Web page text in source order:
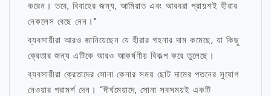
করেন। তবে, বিবাহের জন্য, আমিরাত এবং আরবরা প্রায়শই হীরার
নেকলেস বেছে নেন।”
ব্যবসায়ীরা আরও জানিয়েছেন যে হীরার গহনার দাম কমেছে, যা কিছু
ক্রেতার জন্য এটিকে আরও আকর্ষণীয় বিকল্প করে তুলেছে।
ব্যবসায়ীরা ক্রেতাদের সোনা কেনার সময় ছোট দামের পতনের সুযোগ
নেওয়ার পরামর্শ দেন। “দীর্ঘমেয়াদে, সোনা সবসময়ই একটি